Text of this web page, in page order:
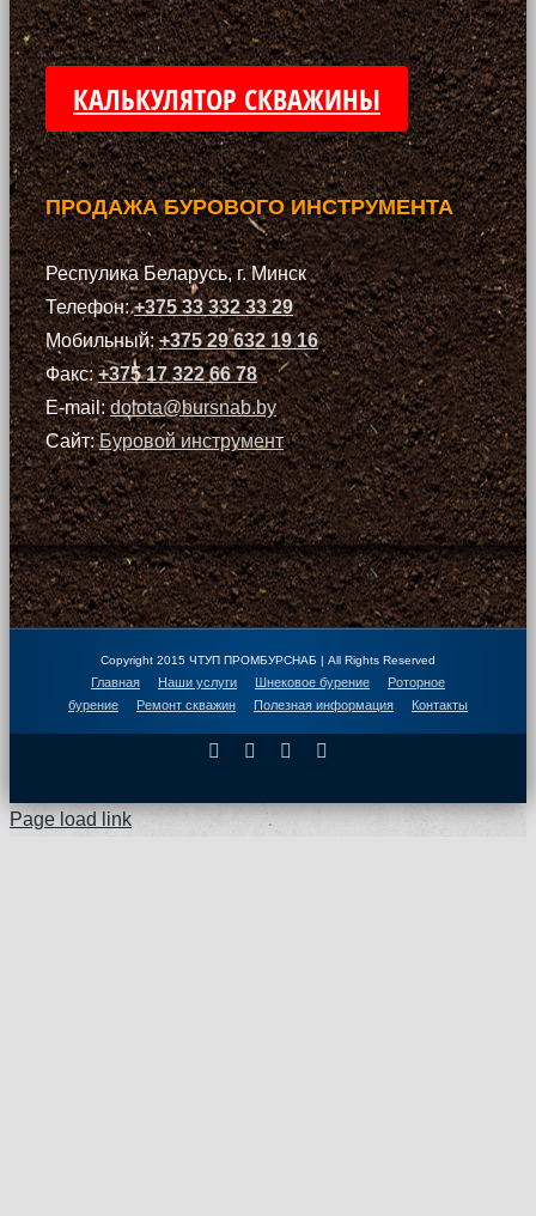
КАЛЬКУЛЯТОР СКВАЖИНЫ
ПРОДАЖА БУРОВОГО ИНСТРУМЕНТА
Респулика Беларусь, г. Минск
Телефон:+375 33 332 33 29
Мобильный:+375 29 632 19 16
Факс:+375 17 322 66 78
E-mail:dolota@bursnab.by
Сайт:Буровой инструмент
Copyright 2015 ЧТУП ПРОМБУРСНАБ | All Rights Reserved
Главная Наши услуги Шнековое бурение
Роторное
бурение
Ремонт скважин Полезная информация Контакты
Facebook Instagram
Page load link